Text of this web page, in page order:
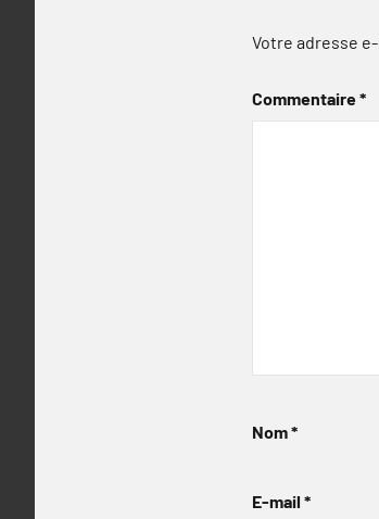
Votre adresse
Commentaire*
Nom*
E-mail *